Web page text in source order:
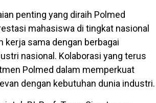
penting yang diraih Polmed
mahasiswa di tingkat nasional
kerja sama dengan berbagai
nasional. Kolaborasi yang terus
Polmed dalam memperkuat
dengan kebutuhan dunia industri.